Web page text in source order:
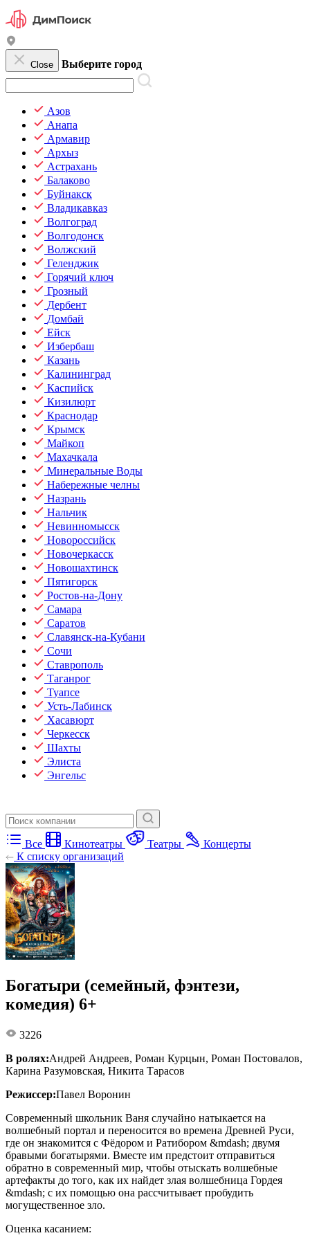
Close Выберите город
Азов
Анапа
Армавир
Архыз
Астрахань
Балаково
Буйнакск
Владикавказ
Волгоград
Волгодонск
Волжский
Геленджик
Горячий ключ
Грозный
Дербент
Домбай
Ейск
Избербаш
Казань
Калининград
Каспийск
Кизилюрт
Краснодар
Крымск
Майкоп
Махачкала
Минеральные Воды
Набережные челны
Назрань
Нальчик
Невинномысск
Новороссийск
Новочеркасск
Новошахтинск
Пятигорск
Ростов-на-Дону
Самара
Саратов
Славянск-на-Кубани
Сочи
Ставрополь
Таганрог
Туапсе
Усть-Лабинск
Хасавюрт
Черкесск
Шахты
Элиста
Энгельс
Все Кинотеатры Театры
Концерты
К списку организаций
Богатыри (семейный, фэнтези,
комедия) 6+
3226
В ролях:Андрей Андреев, Роман Курцын, Роман Постовалов,
Карина Разумовская, Никита Тарасов
Режиссер:Павел Воронин
Современный школьник Ваня случайно натыкается на
волшебный портал и переносится во времена Древней Руси,
где он знакомится с Фёдором и Ратибором &mdash; двумя
бравыми богатырями. Вместе им предстоит отправиться
обратно в современный мир, чтобы отыскать волшебные
артефакты до того, как их найдет злая волшебница Гордея
&mdash; с их помощью она рассчитывает пробудить
могущественное зло.
Оценка касанием: